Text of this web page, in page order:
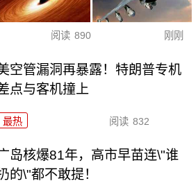
阅读 890 刚刚
空管漏洞再暴露！特朗普专机
点与客机撞上
最热 阅读 832
岛核爆81年，高市早苗连\"谁
的\"都不敢提！